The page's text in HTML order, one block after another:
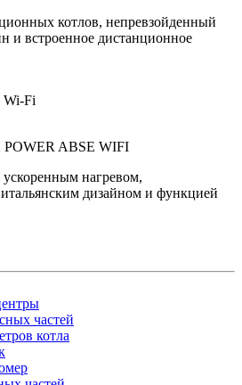
котлов, непревзойденный
и встроенное дистанционное
Wi-Fi
ABSE WIFI
ускоренным нагревом,
дизайном и функцией
частей
котла